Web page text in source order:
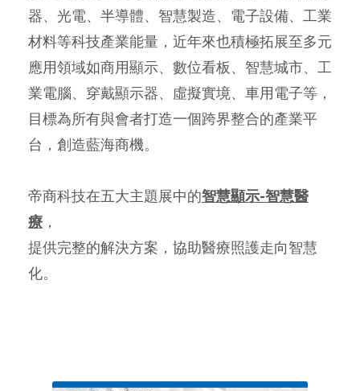
器、光電、半導體、智慧製造、電子設備、工業
材料等科技產業能量，近年來也積極拓展至多元
應用領域如商用顯示、數位看板、智慧城市、工
業電腦、穿戴顯示器、虛擬實境、車用電子等，
目標為所有與會者打造一個跨界整合的產業平
台，創造藍海商機。
帝商科技在五大主題展中的智慧顯示-智慧醫
療 ，
提供完整的解決方案，協助醫療照護走向智慧
化。